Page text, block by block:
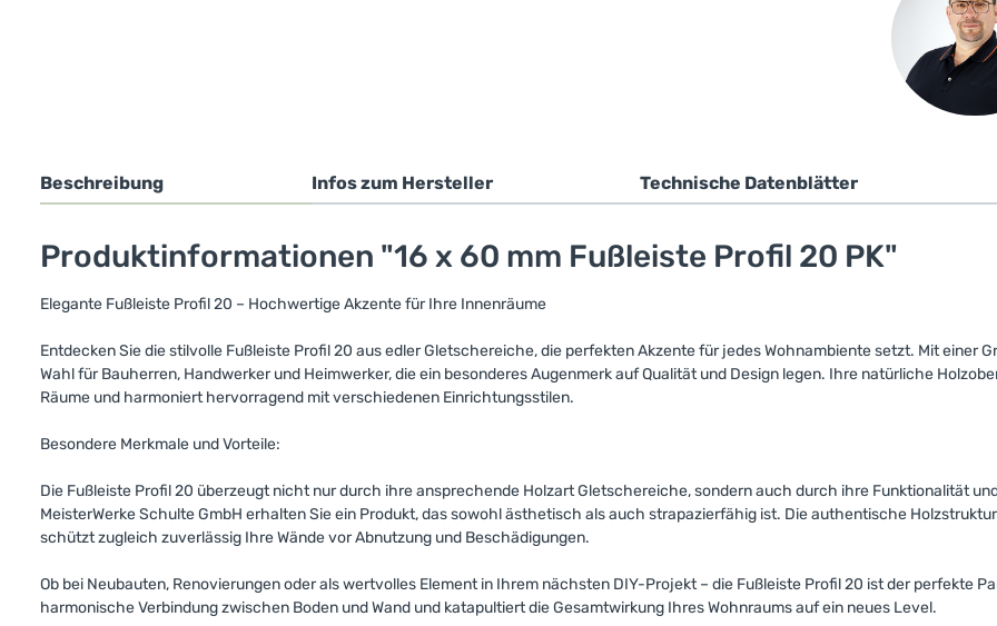
Beschreibung Infos zum Hersteller Technische Datenblätter
Produktinformationen "16 x 60 mm Fußleiste Profil 20 PK"
Elegante Fußleiste Profil 20 – Hochwertige Akzente für Ihre Innenräume
Entdecken Sie die stilvolle Fußleiste Profil 20 aus edler Gletschereiche, die perfekten Akzente für jedes Wohnambiente setzt. Mit einer
Wahl für Bauherren, Handwerker und Heimwerker, die ein besonderes Augenmerk auf Qualität und Design legen. Ihre natürliche
Räume und harmoniert hervorragend mit verschiedenen Einrichtungsstilen.
Besondere Merkmale und Vorteile:
Die Fußleiste Profil 20 überzeugt nicht nur durch ihre ansprechende Holzart Gletschereiche, sondern auch durch ihre Funktionalität
MeisterWerke Schulte GmbH erhalten Sie ein Produkt, das sowohl ästhetisch als auch strapazierfähig ist. Die authentische
schützt zugleich zuverlässig Ihre Wände vor Abnutzung und Beschädigungen.
Ob bei Neubauten, Renovierungen oder als wertvolles Element in Ihrem nächsten DIY-Projekt – die Fußleiste Profil 20 ist der perfekte
harmonische Verbindung zwischen Boden und Wand und katapultiert die Gesamtwirkung Ihres Wohnraums auf ein neues Level.